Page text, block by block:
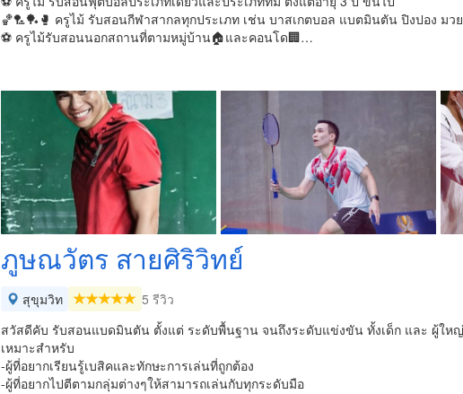
🏀🏸🏓🥊 ครูไม้ รับสอนกีฬาสากลทุกประเภท เช่น บาสเกตบอล แบตมินตัน ปิงปอง มว
⚽ ครูไม้รับสอนนอกสถานที่ตามหมู่บ้าน🏠และคอนโด🏢…
ภูษณวัตร สายศิริวิทย์
สุขุมวิท
5 รีวิว
สวัสดีคับ รับสอนแบดมินตัน ตั้งแต่ ระดับพื้นฐาน จนถึงระดับแข่งขัน ทั้งเด็ก และ ผู้ให
เหมาะสำหรับ
-ผู้ที่อยากเรียนรู้เบสิคและทักษะการเล่นที่ถูกต้อง
-ผู้ที่อยากไปตีตามกลุ่มต่างๆให้สามารถเล่นกับทุกระดับมือ